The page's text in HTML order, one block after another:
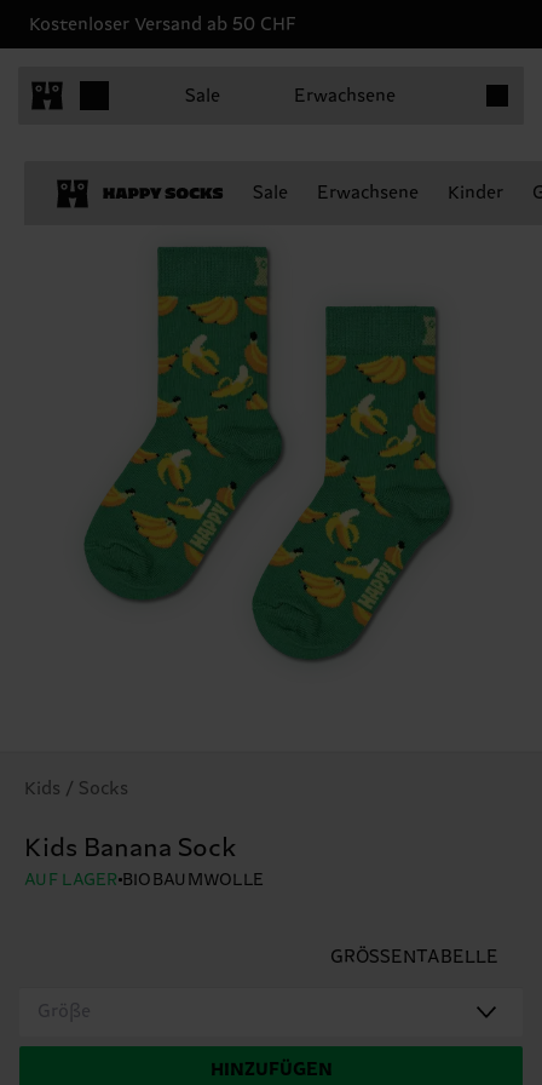
Kostenloser Versand ab 50 CHF
Sale Erwachsene
Sale Erwachsene Kinder
Kids / Socks
Kids Banana Sock
AUF LAGER BIOBAUMWOLLE
GRÖSSENTABELLE
Größe
HINZUFÜGEN